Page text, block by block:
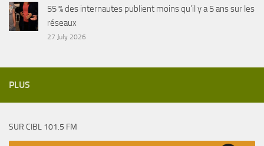
55 % des internautes publient moins qu’il y a 5 ans sur les
réseaux
27 July 2026
PLUS
SUR CIBL 101.5 FM